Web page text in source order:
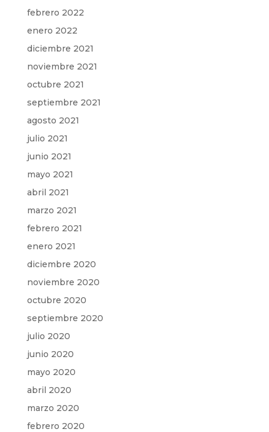
febrero 2022
enero 2022
diciembre 2021
noviembre 2021
octubre 2021
septiembre 2021
agosto 2021
julio 2021
junio 2021
mayo 2021
abril 2021
marzo 2021
febrero 2021
enero 2021
diciembre 2020
noviembre 2020
octubre 2020
septiembre 2020
julio 2020
junio 2020
mayo 2020
abril 2020
marzo 2020
febrero 2020